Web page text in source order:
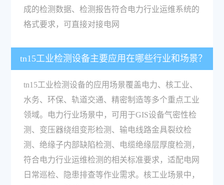
成的检测数据、检测报告符合电力行业运维系统的
格式要求，可直接对接电网
tn15工业检测设备主要应用在哪些行业和场景？
tn15工业检测设备的应用场景覆盖电力、核工业、
水务、环保、轨道交通、精密制造等多个重点工业
领域。电力行业场景中，可用于GIS设备气密性检
测、变压器绕组变形检测、输电线路金具裂纹检
测、绝缘子内部缺陷检测、电缆绝缘层厚度检测，
符合电力行业运维检测的相关标准要求，适配电网
日常巡检、隐患排查等作业需求。核工业场景中，